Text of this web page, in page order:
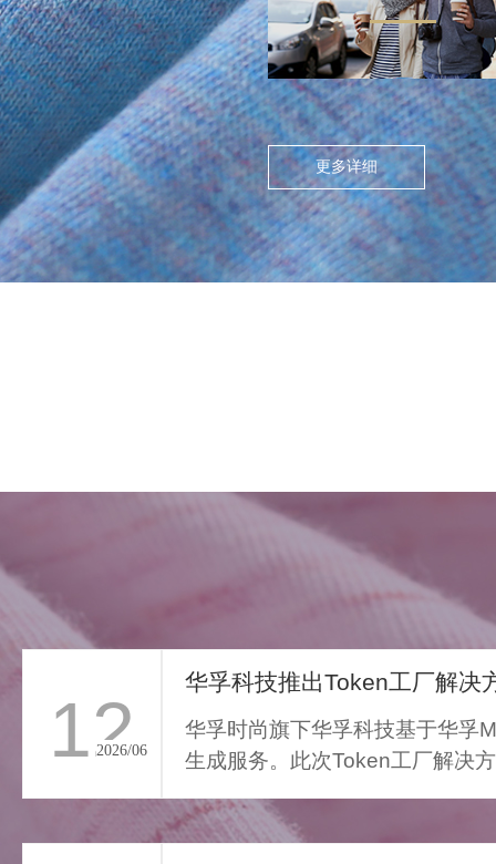
> FLOATING ISLAND IN THE CITY
尘世浮岛
在高度模块化的都市节奏
中，人们渴望在通勤中寻找
呼吸的缝隙。休闲通勤不再
是两点一线的被动移动，而
是通过服装的舒适感与色彩
情绪，将日常路径转化为“微
>
更多详细
12
2026/06
华孚科技推出Token工厂解决
华孚时尚旗下华孚科技基于华孚
生成服务。此次Token工厂解决